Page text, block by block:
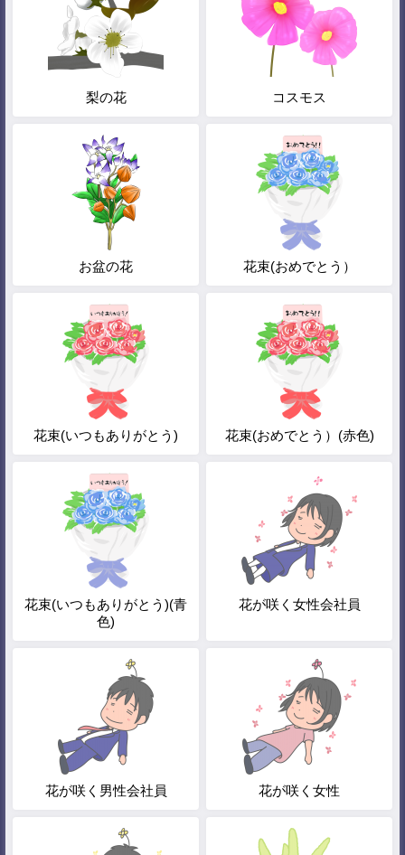
梨の花 コスモス
お盆の花 花束(おめでとう）
花束(いつもありがとう) 花束(おめでとう）(赤色)
花束(いつもありがとう)(青
色)
花が咲く女性会社員
花が咲く男性会社員 花が咲く女性